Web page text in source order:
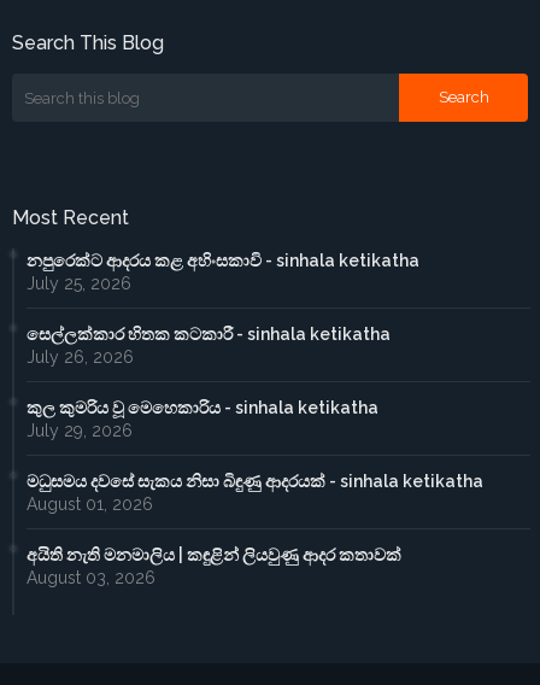
Search This Blog
Most Recent
නපුරෙක්ට ආදරය කළ අහිංසකාවි - sinhala ketikatha
July 25, 2026
සෙල්ලක්කාර හිතක කටකාරී - sinhala ketikatha
July 26, 2026
කුල කුමරිය වූ මෙහෙකාරිය - sinhala ketikatha
July 29, 2026
මධුසමය දවසේ සැකය නිසා බිඳුණු ආදරයක් - sinhala ketikatha
August 01, 2026
අයිති නැති මනමාලිය | කඳුළින් ලියවුණු ආදර කතාවක්
August 03, 2026